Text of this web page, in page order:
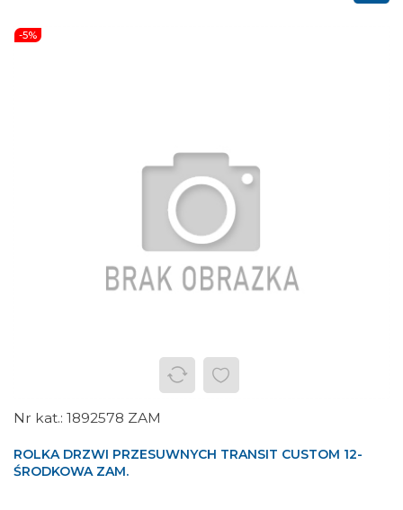
-5%
1892578 ZAM
ROLKA DRZWI PRZESUWNYCH TRANSIT CUSTOM 12-
ŚRODKOWA ZAM.